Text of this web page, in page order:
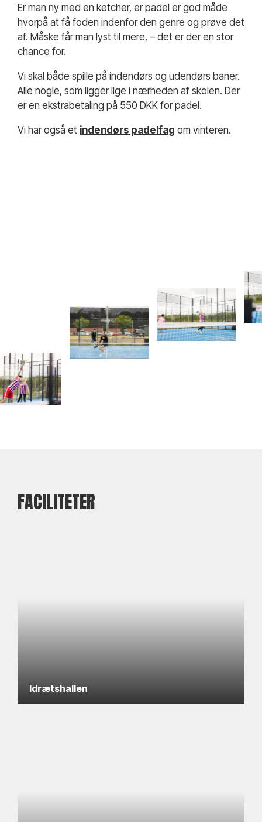
Er man ny med en ketcher, er padel er god måde
hvorpå at få foden indenfor den genre og prøve det
af. Måske får man lyst til mere, – det er der en stor
chance for.
Vi skal både spille på indendørs og udendørs baner.
Alle nogle, som ligger lige i nærheden af skolen. Der
er en ekstrabetaling på 550 DKK for padel.
Vi har også et indendørs padelfag om vinteren.
FACILITETER
Idrætshallen